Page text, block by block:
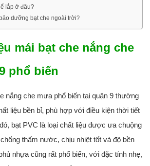
lắp ở đâu?
dưỡng bạt che ngoài trời?
mái bạt che nắng che
phổ biến
nắng che mưa phổ biến tại quận 9 thường
liệu bền bỉ, phù hợp với điều kiện thời tiết
bạt PVC là loại chất liệu được ưa chuộng
thấm nước, chịu nhiệt tốt và độ bền
nhựa cũng rất phổ biến, với đặc tính nhẹ,